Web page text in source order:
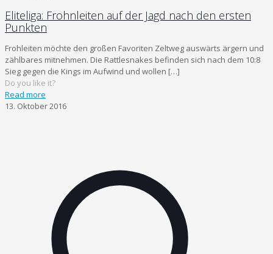
Eliteliga: Frohnleiten auf der Jagd nach den ersten
Punkten
Frohleiten möchte den großen Favoriten Zeltweg auswärts ärgern und
zählbares mitnehmen. Die Rattlesnakes befinden sich nach dem 10:8
Sieg gegen die Kings im Aufwind und wollen […]
Do you like it?
Read more
13. Oktober 2016